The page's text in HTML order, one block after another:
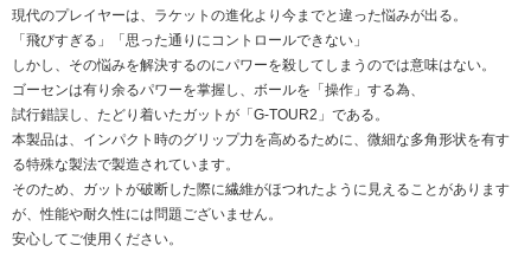
現代のプレイヤーは、ラケットの進化より今までと違った悩みが出る。
「飛びすぎる」「思った通りにコントロールできない」
しかし、その悩みを解決するのにパワーを殺してしまうのでは意味はない。
ゴーセンは有り余るパワーを掌握し、ボールを「操作」する為、
試行錯誤し、たどり着いたガットが「G-TOUR2」である。
本製品は、インパクト時のグリップ力を高めるために、微細な多角形状を有す
る特殊な製法で製造されています。
そのため、ガットが破断した際に繊維がほつれたように見えることがあります
が、性能や耐久性には問題ございません。
安心してご使用ください。